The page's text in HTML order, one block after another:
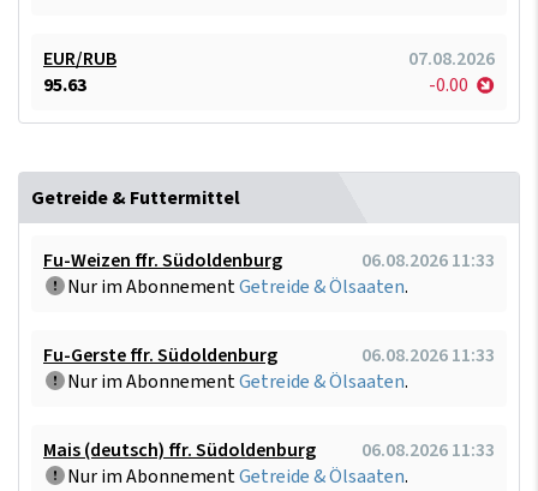
EUR/RUB
07.08.2026
95.63
-0.00
Getreide & Futtermittel
Fu-Weizen ffr. Südoldenburg
06.08.2026 11:33
Nur im AbonnementGetreide & Ölsaaten.
Fu-Gerste ffr. Südoldenburg
06.08.2026 11:33
Nur im AbonnementGetreide & Ölsaaten.
Mais (deutsch) ffr. Südoldenburg
06.08.2026 11:33
Nur im AbonnementGetreide & Ölsaaten.